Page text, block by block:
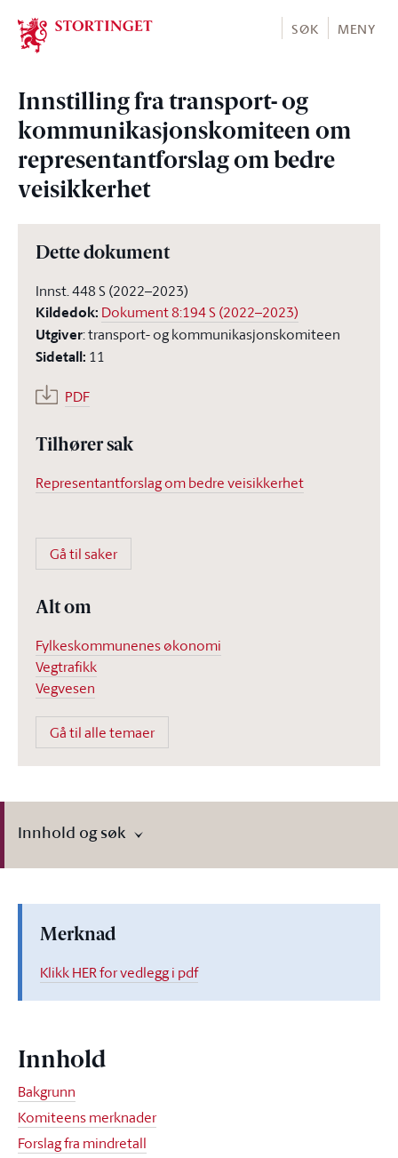
Stortinget.no
SØK MENY
Innstilling fra transport- og
kommunikasjonskomiteen om
representantforslag om bedre
veisikkerhet
Dette dokument
Innst. 448 S (2022–2023)
Kildedok: Dokument 8:194 S (2022–2023)
Utgiver:transport- og kommunikasjonskomiteen
Sidetall: 11
PDF
Tilhører sak
Representantforslag om bedre veisikkerhet
Gå til saker
Alt om
Fylkeskommunenes økonomi
Vegtrafikk
Vegvesen
Gå til alle temaer
Innhold og søk
Merknad
Klikk HER for vedlegg i pdf
Innhold
Bakgrunn
Komiteens merknader
Forslag fra mindretall